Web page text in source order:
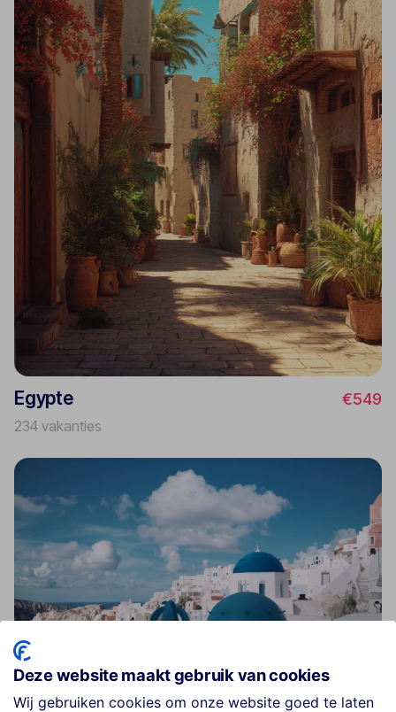
Egypte €549
234 vakanties
Deze website maakt gebruik van cookies
Wij gebruiken cookies om onze website goed te laten